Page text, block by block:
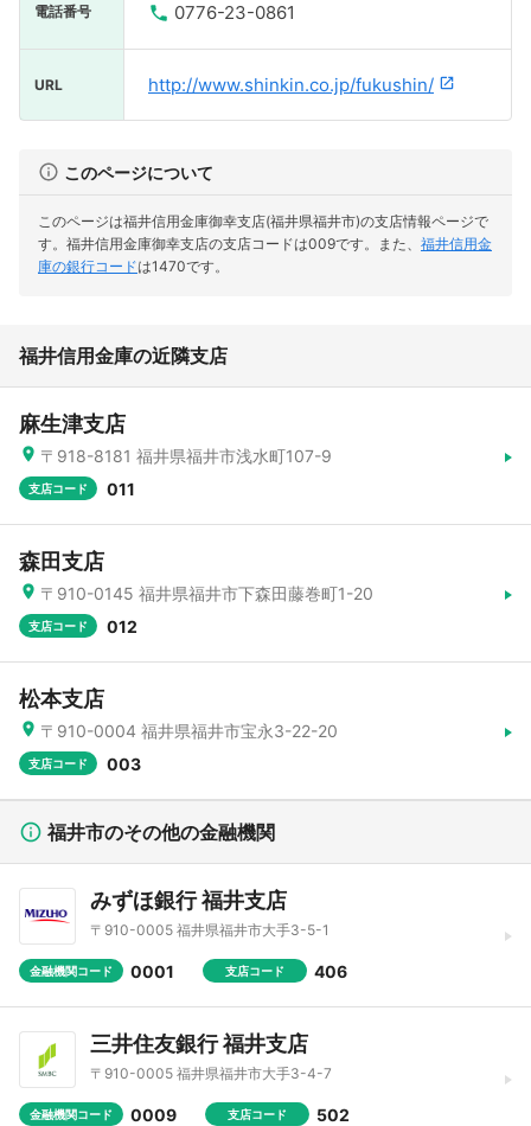
電話番号 0776-23-0861
URL http://www.shinkin.co.jp/fukushin/
このページについて
このページは福井信用金庫御幸支店(福井県福井市)の支店情報ページで
す。 福井信用金庫御幸支店の支店コードは009です。 また、 福井信用金
庫の銀行コードは1470です。
福井信用金庫の近隣支店
麻生津支店
〒918-8181 福井県福井市浅水町107-9
支店コード 011
森田支店
〒910-0145 福井県福井市下森田藤巻町1-20
支店コード 012
松本支店
〒910-0004 福井県福井市宝永3-22-20
支店コード 003
福井市のその他の金融機関
みずほ銀行 福井支店
〒910-0005 福井県福井市大手3-5-1
金融機関コード 0001 支店コード 406
三井住友銀行 福井支店
〒910-0005 福井県福井市大手3-4-7
金融機関コード 0009 支店コード 502